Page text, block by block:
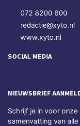
072 8200 600
redactie@xyto.nl
www.xyto.nl
SOCIAL MEDIA
NIEUWSBRIEF
Schrijf je in voor
samenvatting van